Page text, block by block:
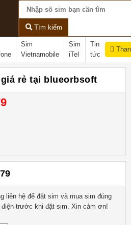
Tìm kiếm
Sim
Vietnamobile
Sim
iTel
Tin
tức
giá rẻ tại blueorbsoft
liên hệ để đặt sim và mua sim đúng
trước khi đặt sim. Xin cảm ơn!